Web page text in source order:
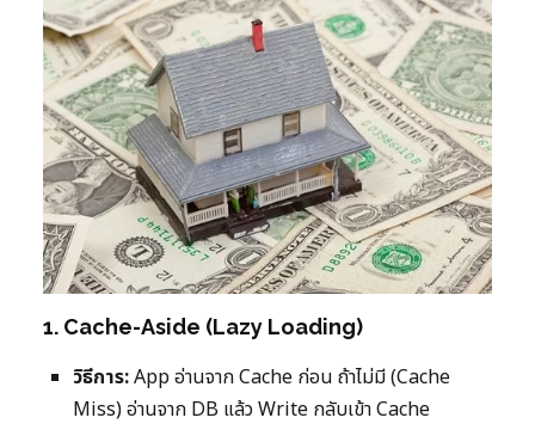
1. Cache-Aside (Lazy Loading)
วิธีการ:App อ่านจาก Cache ก่อน ถ้าไม่มี (Cache
Miss) อ่านจาก DB แล้ว Write กลับเข้า Cache